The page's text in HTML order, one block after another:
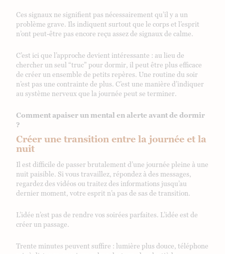
Ces signaux ne signifient pas nécessairement qu’il y a un
problème grave. Ils indiquent surtout que le corps et l’esprit
n’ont peut-être pas encore reçu assez de signaux de calme.
C’est ici que l’approche devient intéressante : au lieu de
chercher un seul “truc” pour dormir, il peut être plus efficace
de créer un ensemble de petits repères. Une routine du soir
n’est pas une contrainte de plus. C’est une manière d’indiquer
au système nerveux que la journée peut se terminer.
Comment apaiser un mental en alerte avant de dormir
?
Créer une transition entre la journée et la
nuit
Il est difficile de passer brutalement d’une journée pleine à une
nuit paisible. Si vous travaillez, répondez à des messages,
regardez des vidéos ou traitez des informations jusqu’au
dernier moment, votre esprit n’a pas de sas de transition.
L’idée n’est pas de rendre vos soirées parfaites. L’idée est de
créer un passage.
Trente minutes peuvent suffire : lumière plus douce, téléphone